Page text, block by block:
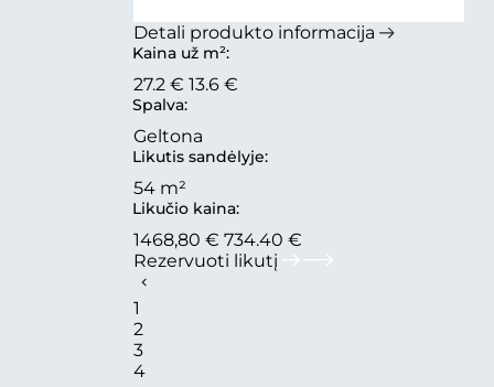
Detali produkto informacija
Kaina už m²:
27.2 € 13.6 €
Spalva:
Geltona
Likutis sandėlyje:
54 m²
Likučio kaina:
1468,80 € 734.40 €
Rezervuoti likutį
1
2
3
4